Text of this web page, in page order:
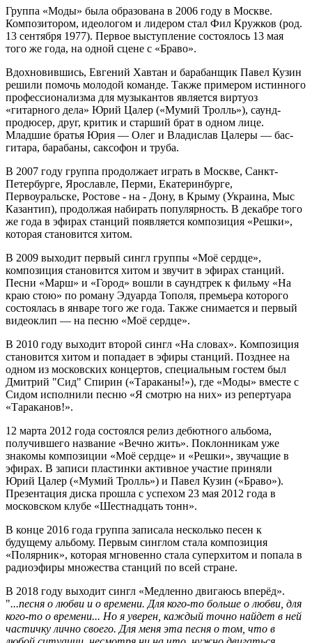
Группа «Моды» была образована в 2006 году в Москве.
Композитором, идеологом и лидером стал Фил Кружков (род.
13 сентября 1977). Первое выступление состоялось 13 мая
того же года, на одной сцене с «Браво».
Вдохновившись, Евгений Хавтан и барабанщик Павел Кузин
решили помочь молодой команде. Также примером истинного
профессионализма для музыкантов является виртуоз
«гитарного дела» Юрий Цалер («Мумий Тролль»), саунд-
продюсер, друг, критик и старший брат в одном лице.
Младшие братья Юрия — Олег и Владислав Цалеры — бас-
гитара, барабаны, саксофон и труба.
В 2007 году группа продолжает играть в Москве, Санкт-
Петербурге, Ярославле, Перми, Екатеринбурге,
Первоуральске, Ростове - на - Дону, в Крыму (Украина, Мыс
Казантип), продолжая набирать популярность. В декабре того
же года в эфирах станций появляется композиция «Решки»,
которая становится хитом.
В 2009 выходит первый сингл группы «Моё сердце»,
композиция становится хитом и звучит в эфирах станций.
Песни «Марш» и «Город» вошли в саундтрек к фильму «На
краю стою» по роману Эдуарда Тополя, премьера которого
состоялась в январе того же года. Также снимается и первый
видеоклип — на песню «Моё сердце».
В 2010 году выходит второй сингл «На словах». Композиция
становится хитом и попадает в эфиры станций. Позднее на
одном из московских концертов, специальным гостем был
Дмитрий "Сид" Спирин («Тараканы!»), где «Моды» вместе с
Сидом исполнили песню «Я смотрю на них» из репертуара
«Тараканов!».
12 марта 2012 года состоялся релиз дебютного альбома,
получившего название «Вечно жить». Поклонникам уже
знакомы композиции «Моё сердце» и «Решки», звучащие в
эфирах. В записи пластинки активное участие приняли
Юрий Цалер («Мумий Тролль») и Павел Кузин («Браво»).
Презентация диска прошла с успехом 23 мая 2012 года в
московском клубе «Шестнадцать тонн».
В конце 2016 года группа записала несколько песен к
будущему альбому. Первым синглом стала композиция
«Полярник», которая мгновенно стала суперхитом и попала в
радиоэфиры множества станций по всей стране.
В 2018 году выходит сингл «Медленно двигаюсь вперёд».
"...песня о любви и о времени. Для кого-то больше о любви, для
кого-то о времени... Но я уверен, каждый точно найдет в ней
частичку лично своего. Для меня эта песня о том, что в